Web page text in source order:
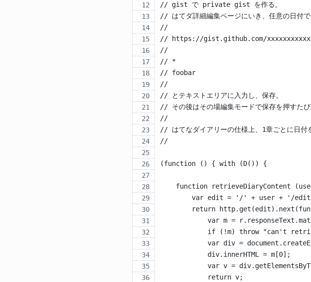
// gist で private gist を作る。
// はてダ詳細編集ページにいき、任意の日付で
//
// https://gist.github.com/
//
// *
// foobar
//
// とテキストエリアに入力し、保存。
// その後はその場編集モードで保存を押すた
//
// はてなダイアリーの仕様上、1章ごとに日付
//
(function () { with (D()) {
function retrieveDiaryContent
var edit = '/' + user + '/
return
var m =
if (!m) throw "can't
var div =
            div.innerHTML = m[0];
var v =
            return v;